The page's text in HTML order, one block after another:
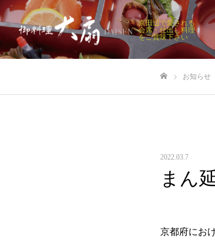
京田辺で愛される
会席・仕出し料理
をご賞味下さい
お知らせ
2022.03.7
まん
京都府にお